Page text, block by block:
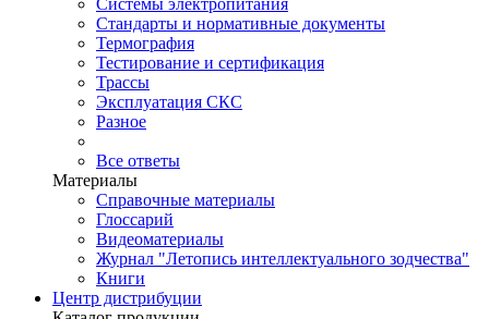
Стандарты и нормативные документы
Термография
Тестирование и сертификация
Трассы
Эксплуатация СКС
Разное
Все ответы
Материалы
Справочные материалы
Глоссарий
Видеоматериалы
Журнал "Летопись интеллектуального зодчества"
Книги
Центр дистрибуции